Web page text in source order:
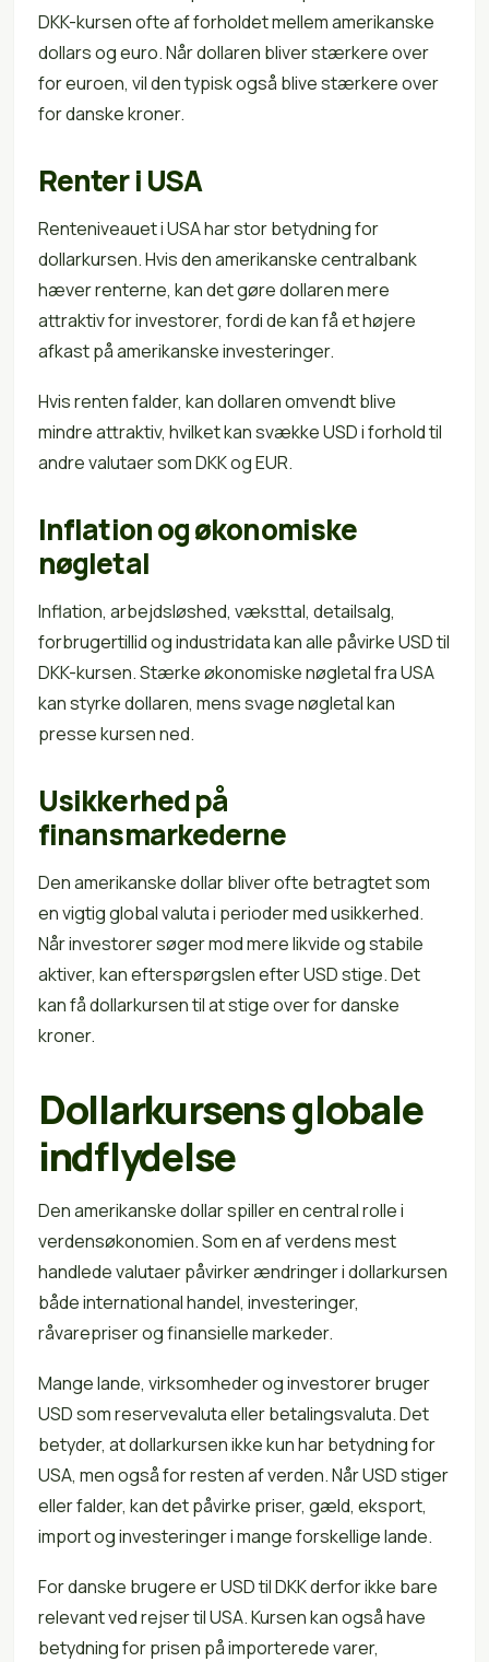
DKK-kursen ofte af forholdet mellem amerikanske
dollars og euro. Når dollaren bliver stærkere over
for euroen, vil den typisk også blive stærkere over
for danske kroner.
Renter i USA
Renteniveauet i USA har stor betydning for
dollarkursen. Hvis den amerikanske centralbank
hæver renterne, kan det gøre dollaren mere
attraktiv for investorer, fordi de kan få et højere
afkast på amerikanske investeringer.
Hvis renten falder, kan dollaren omvendt blive
mindre attraktiv, hvilket kan svække USD i forhold til
andre valutaer som DKK og EUR.
Inflation og økonomiske
nøgletal
Inflation, arbejdsløshed, væksttal, detailsalg,
forbrugertillid og industridata kan alle påvirke USD til
DKK-kursen. Stærke økonomiske nøgletal fra USA
kan styrke dollaren, mens svage nøgletal kan
presse kursen ned.
Usikkerhed på
finansmarkederne
Den amerikanske dollar bliver ofte betragtet som
en vigtig global valuta i perioder med usikkerhed.
Når investorer søger mod mere likvide og stabile
aktiver, kan efterspørgslen efter USD stige. Det
kan få dollarkursen til at stige over for danske
kroner.
Dollarkursens globale
indflydelse
Den amerikanske dollar spiller en central rolle i
verdensøkonomien. Som en af verdens mest
handlede valutaer påvirker ændringer i dollarkursen
både international handel, investeringer,
råvarepriser og finansielle markeder.
Mange lande, virksomheder og investorer bruger
USD som reservevaluta eller betalingsvaluta. Det
betyder, at dollarkursen ikke kun har betydning for
USA, men også for resten af verden. Når USD stiger
eller falder, kan det påvirke priser, gæld, eksport,
import og investeringer i mange forskellige lande.
For danske brugere er USD til DKK derfor ikke bare
relevant ved rejser til USA. Kursen kan også have
betydning for prisen på importerede varer,